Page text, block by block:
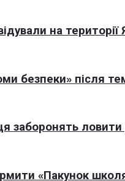
на
безпеки» після
заборонять
«Пакунок